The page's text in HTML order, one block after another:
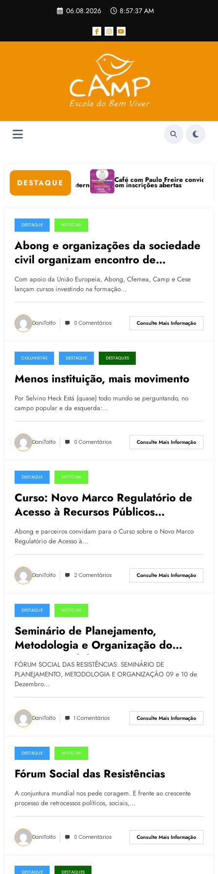
06.08.2026 8:57:37 AM
DESTAQUE
Estar na Internet está com inscrições abertas
Café com Paulo Freire convida: ato público
06.09.2017
DESTAQUE NOTÍCIAS
Abong e organizações da sociedade
civil organizam encontro de
comunicadores
Com apoio da União Europeia, Abong, Cfemea, Camp e Cese
lançam cursos investindo na formação…
DaniTolfo 0 Comentários Consulte Mais Informação
11.12.2016
COLUNISTAS DESTAQUE DESTAQUES
Menos instituição, mais movimento
Por Selvino Heck Está (quase) todo mundo se perguntando, no
campo popular e da esquerda:…
DaniTolfo 0 Comentários Consulte Mais Informação
29.11.2016
DESTAQUE NOTÍCIAS
Curso: Novo Marco Regulatório de
Acesso à Recursos Públicos
#MROSC
Abong e parceiros convidam para o Curso sobre o Novo Marco
Regulatório de Acesso à…
DaniTolfo 2 Comentários Consulte Mais Informação
28.11.2016
DESTAQUE NOTÍCIAS
Seminário de Planejamento,
Metodologia e Organização do
Fórum Social das Resistências
FÓRUM SOCIAL DAS RESISTÊNCIAS: SEMINÁRIO DE
PLANEJAMENTO, METODOLOGIA E ORGANIZAÇÃO 09 e 10 de
Dezembro…
DaniTolfo 1 Comentários Consulte Mais Informação
28.11.2016
DESTAQUE NOTÍCIAS
Fórum Social das Resistências
A conjuntura mundial nos pede coragem. E frente ao crescente
processo de retrocessos políticos, sociais,…
DaniTolfo 0 Comentários Consulte Mais Informação
DESTAQUE DESTAQUES